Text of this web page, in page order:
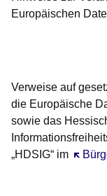
Europäischen
Verweise auf
die Europäische
sowie das
„HDSIG“ im Öffnet